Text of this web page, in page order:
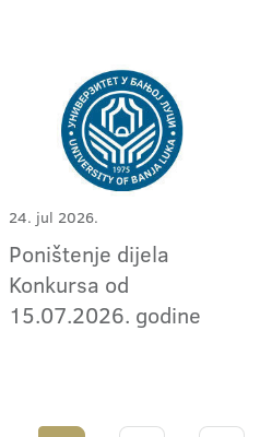
24. jul 2026.
Poništenje dijela
Konkursa od
15.07.2026. godine